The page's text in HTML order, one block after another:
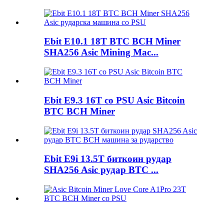
Ebit E10.1 18T BTC BCH Miner
SHA256 Asic Mining Mac...
Ebit E9.3 16T со PSU Asic Bitcoin
BTC BCH Miner
Ebit E9i 13.5T биткоин рудар
SHA256 Asic рудар BTC ...